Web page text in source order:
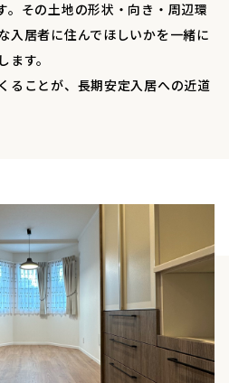
。その土地の形状・向き・周辺環
入居者に住んでほしいかを一緒に
す。
ることが、長期安定入居への近道